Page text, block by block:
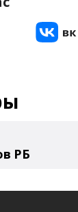
РБ